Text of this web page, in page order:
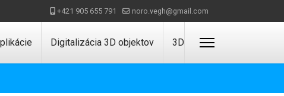
+421 905 655 791 noro.vegh@gmail.com
Digitalizácia 3D objektov 3D